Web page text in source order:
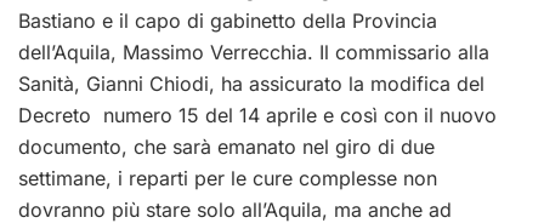
Bastiano e il capo di gabinetto della Provincia
dell’Aquila, Massimo Verrecchia. Il commissario alla
Sanità, Gianni Chiodi, ha assicurato la modifica del
Decreto numero 15 del 14 aprile e così con il nuovo
documento, che sarà emanato nel giro di due
settimane, i reparti per le cure complesse non
dovranno più stare solo all’Aquila, ma anche ad